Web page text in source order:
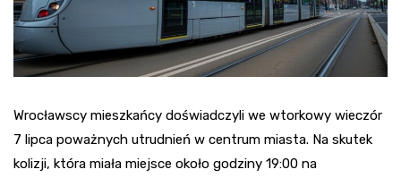
Wrocławscy mieszkańcy doświadczyli we wtorkowy wieczór
7 lipca poważnych utrudnień w centrum miasta. Na skutek
kolizji, która miała miejsce około godziny 19:00 na